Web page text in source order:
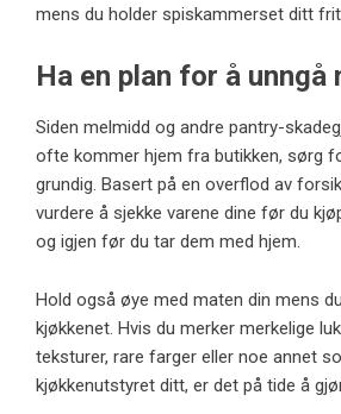
mens du holder spiskammerset ditt
Ha en plan for å unngå
Siden melmidd og andre pantry-
ofte kommer hjem fra butikken, sørg
grundig. Basert på en overflod av
vurdere å sjekke varene dine før du
og igjen før du tar dem med hjem.
Hold også øye med maten din mens
kjøkkenet. Hvis du merker merkelige
teksturer, rare farger eller noe annet
kjøkkenutstyret ditt, er det på tide å